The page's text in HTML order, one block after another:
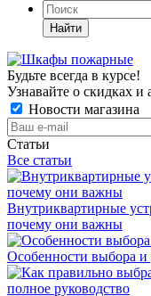
Найти
Будьте всегда в курсе!
Узнавайте о скидках
Новости магазина
Статьи
Все статьи
Внутриквартирные
почему они важны
Особенности выбора